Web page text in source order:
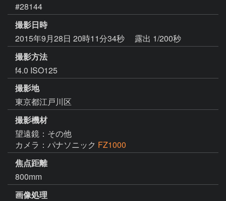
#28144
撮影日時
2015年9月28日 20時11分34秒
露出 1/200秒
撮影方法
f4.0 ISO125
撮影地
東京都江戸川区
撮影機材
望遠鏡：その他
カメラ：パナソニック FZ1000
焦点距離
800mm
画像処理